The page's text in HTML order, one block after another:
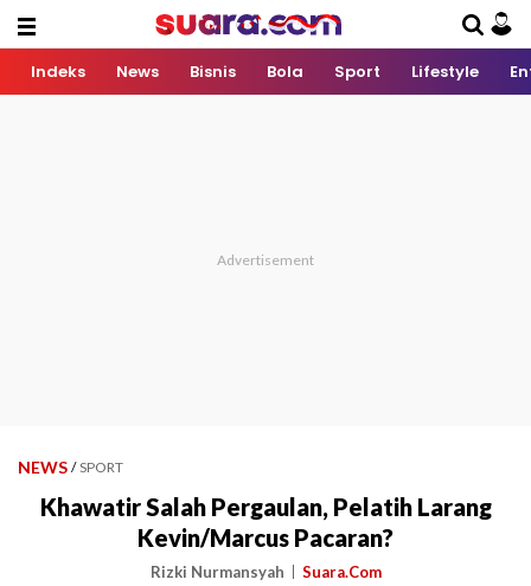
Indeks News Bisnis Bola Sport Lifestyle
NEWS / SPORT
Khawatir Salah Pergaulan, Pelatih Larang
Kevin/Marcus Pacaran?
Rizki Nurmansyah Suara.Com